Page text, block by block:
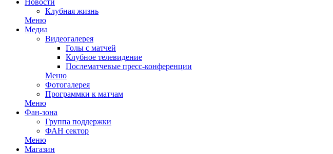
Новости
Клубная жизнь
Меню
Медиа
Видеогалерея
Голы с матчей
Клубное телевидение
Послематчевые пресс-конференции
Меню
Фотогалерея
Программки к матчам
Меню
Фан-зона
Группа поддержки
ФАН сектор
Меню
Магазин